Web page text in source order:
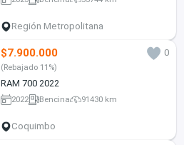
Región Metropolitana
$7.900.000 0
(Rebajado 11%)
RAM 700 2022
2022 Bencina 91430 km
Coquimbo